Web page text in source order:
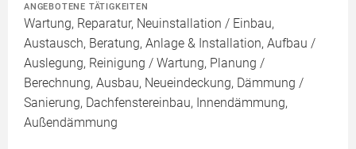
ANGEBOTENE TÄTIGKEITEN
Wartung, Reparatur, Neuinstallation / Einbau,
Austausch, Beratung, Anlage & Installation, Aufbau /
Auslegung, Reinigung / Wartung, Planung /
Berechnung, Ausbau, Neueindeckung, Dämmung /
Sanierung, Dachfenstereinbau, Innendämmung,
Außendämmung